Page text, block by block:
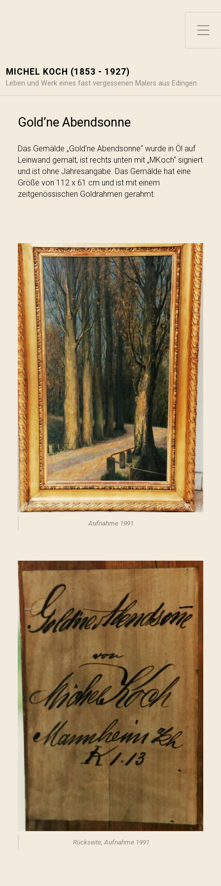
Toggle Side Menu
MICHEL KOCH (1853 - 1927)
Leben und Werk eines fast vergessenen Malers aus Edingen
Gold’ne Abendsonne
Das Gemälde „Gold’ne Abendsonne“ wurde in Öl auf
Leinwand gemalt, ist rechts unten mit „MKoch“ signiert
und ist ohne Jahresangabe. Das Gemälde hat eine
Größe von 112 x 61 cm und ist mit einem
zeitgenössischen Goldrahmen gerahmt.
Aufnahme 1991
Rückseite, Aufnahme 1991